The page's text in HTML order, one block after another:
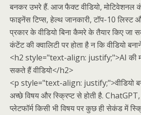
बनकर उभरे हैं. आज फैक्ट वीडियो, मोटिवेशनल
फाइनेंस टिप्स, हेल्थ जानकारी, टॉप-10 लिस्ट
प्रकार के वीडियो बिना कैमरे के तैयार किए जा
कंटेंट की क्वालिटी पर होता है न कि वीडियो
<h2 style="text-align: justify;">AI की
सकते हैं वीडियो</h2>
<p style="text-align: justify;">वीडियो
अच्छे विषय और स्क्रिप्ट से होती है.
प्लेटफॉर्म किसी भी विषय पर कुछ ही सेकंड में